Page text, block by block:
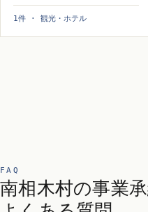
1件 · 観光・ホテル
FAQ
南相木村の事業